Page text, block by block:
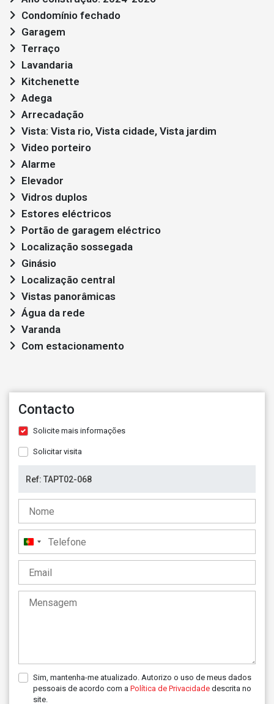
Condomínio fechado
Garagem
Terraço
Lavandaria
Kitchenette
Adega
Arrecadação
Vista: Vista rio, Vista cidade, Vista jardim
Video porteiro
Alarme
Elevador
Vidros duplos
Estores eléctricos
Portão de garagem eléctrico
Localização sossegada
Ginásio
Localização central
Vistas panorâmicas
Água da rede
Varanda
Com estacionamento
Contacto
Solicite mais informações
Solicitar visita
Portugal
+351
Sim, mantenha-me atualizado. Autorizo o uso de meus dados
pessoais de acordo com a Política de Privacidade descrita no
site.